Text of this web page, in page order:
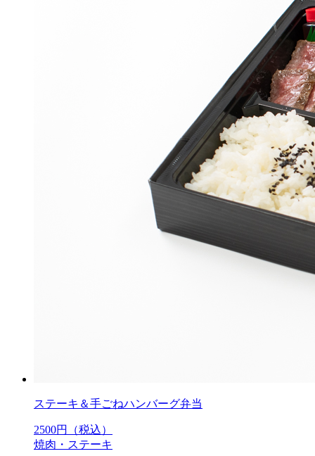
ステーキ＆手ごねハンバーグ弁当
2500円（税込）
焼肉・ステーキ